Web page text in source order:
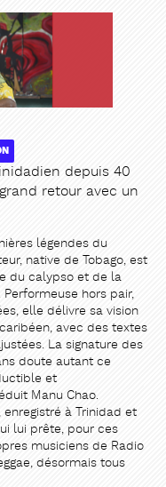
depuis 40
retour avec un
légendes du
native de Tobago, est
du calypso et de la
hors pair,
elle délivre sa vision
avec des textes
La signature des
doute autant ce
et
Manu Chao.
à Trinidad et
lui prête, pour ces
musiciens de Radio
désormais tous